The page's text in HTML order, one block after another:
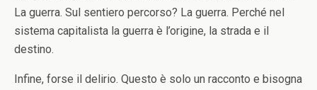
La guerra. Sul sentiero percorso? La guerra. Perché nel
sistema capitalista la guerra è l’origine, la strada e il
destino.
Infine, forse il delirio. Questo è solo un racconto e bisogna